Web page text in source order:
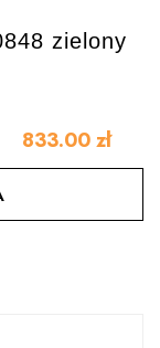
zielony
833.00 zł